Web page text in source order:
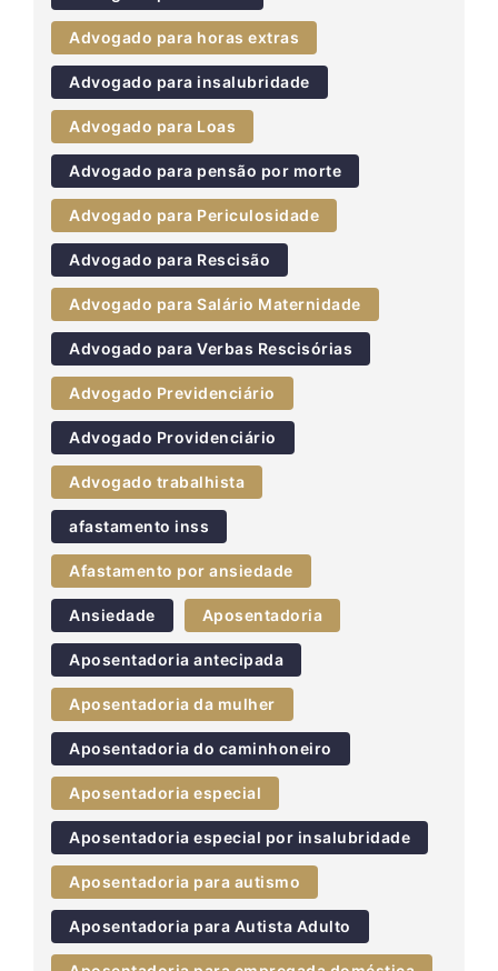
Advogado para horas extras
Advogado para insalubridade
Advogado para Loas
Advogado para pensão por morte
Advogado para Periculosidade
Advogado para Rescisão
Advogado para Salário Maternidade
Advogado para Verbas Rescisórias
Advogado Previdenciário
Advogado Providenciário
Advogado trabalhista
afastamento inss
Afastamento por ansiedade
Ansiedade Aposentadoria
Aposentadoria antecipada
Aposentadoria da mulher
Aposentadoria do caminhoneiro
Aposentadoria especial
Aposentadoria especial por insalubridade
Aposentadoria para autismo
Aposentadoria para Autista Adulto